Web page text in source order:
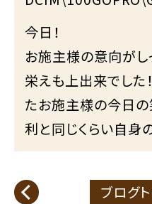
今日！
お施主様の意向がし
栄えも上出来でした
たお施主様の今日
利と同じくらい自身
ブログ